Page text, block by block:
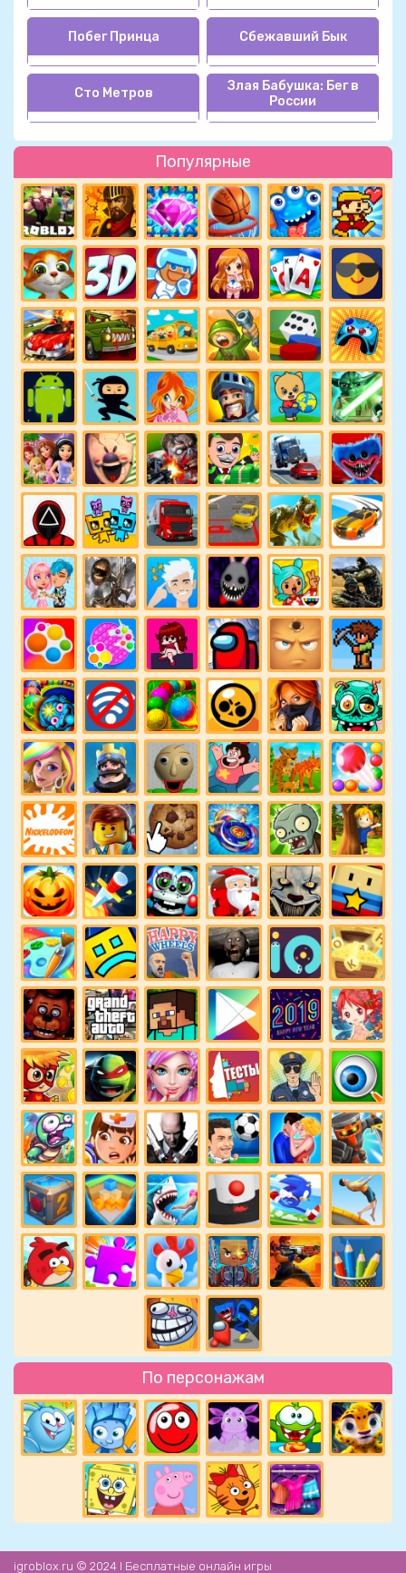
Популярные
По персонажам
Побег Принца Сбежавший Бык
Сто Метров
Злая Бабушка: Бег в
России
igroblox.ru © 2024 l Бесплатные онлайн игры